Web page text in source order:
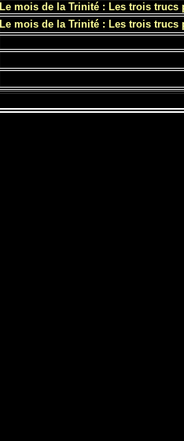
Le mois de la Trinité : Les trois trucs
Le mois de la Trinité : Les trois trucs